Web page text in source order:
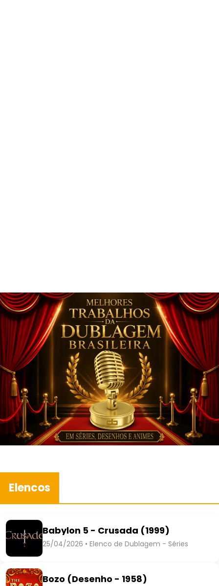
Elencos
Babylon 5 - Crusada (1999)
25/04/2026 • Elenco de Dublagem - Séries
Bozo (Desenho - 1958)